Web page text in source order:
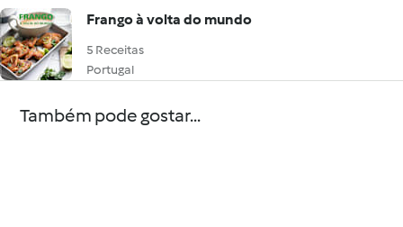
Frango à volta do mundo
5 Receitas
Portugal
Também pode gostar...